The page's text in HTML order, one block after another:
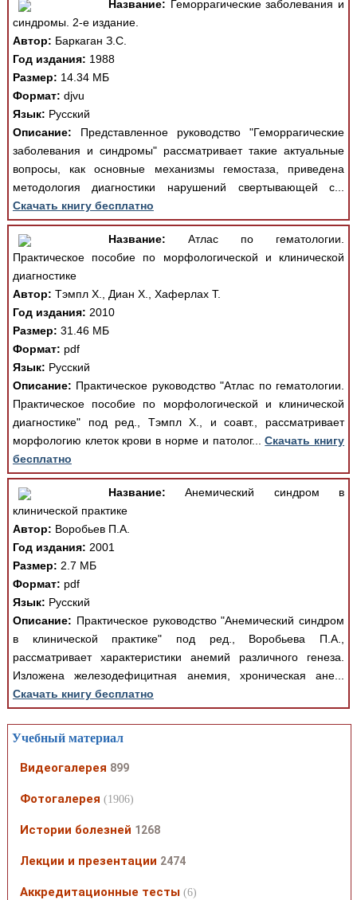
Название: Геморрагические заболевания и
синдромы. 2-е издание.
Автор: Баркаган З.С.
Год издания: 1988
Размер: 14.34 МБ
Формат: djvu
Язык: Русский
Описание: Представленное руководство "Геморрагические
заболевания и синдромы" рассматривает такие актуальные
вопросы, как основные механизмы гемостаза, приведена
методология диагностики нарушений свертывающей с...
Скачать книгу бесплатно
Название: Атлас по гематологии.
Практическое пособие по морфологической и клинической
диагностике
Автор: Тэмпл Х., Диан Х., Хаферлах Т.
Год издания: 2010
Размер: 31.46 МБ
Формат: pdf
Язык: Русский
Описание: Практическое руководство "Атлас по гематологии.
Практическое пособие по морфологической и клинической
диагностике" под ред., Тэмпл Х., и соавт., рассматривает
морфологию клеток крови в норме и патолог...Скачать книгу
бесплатно
Название: Анемический синдром в
клинической практике
Автор: Воробьев П.А.
Год издания: 2001
Размер: 2.7 МБ
Формат: pdf
Язык: Русский
Описание: Практическое руководство "Анемический синдром
в клинической практике" под ред., Воробьева П.А.,
рассматривает характеристики анемий различного генеза.
Изложена железодефицитная анемия, хроническая ане...
Скачать книгу бесплатно
Учебный материал
Видеогалерея 899
Фотогалерея (1906)
Истории болезней 1268
Лекции и презентации 2474
Аккредитационные тесты (6)